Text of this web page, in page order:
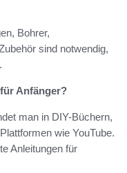
Bohrer,
sind notwendig,
Anfänger?
man in DIY-Büchern,
wie YouTube.
Anleitungen für